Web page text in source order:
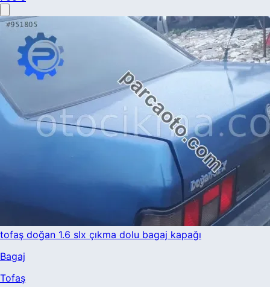
tofaş doğan 1.6 slx çıkma dolu bagaj kapağı
Bagaj
Tofaş